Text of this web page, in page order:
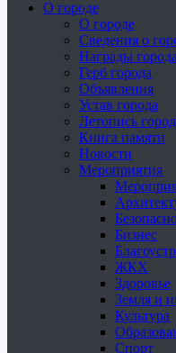
О городе
О городе
Сведения о
Награды города
Герб города
Объявления
Устав города
Летопись
Книга памяти
Новости
Мероприятия
Бизнес
ЖКХ
Здоровье
Земля и
Культура
Спорт